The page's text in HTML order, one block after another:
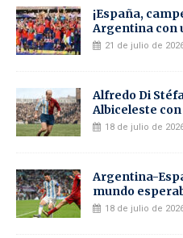
¡España,
Argentina con
21 de julio de
Alfredo Di
Albiceleste con
18 de julio de
Argentina-
mundo
18 de julio de